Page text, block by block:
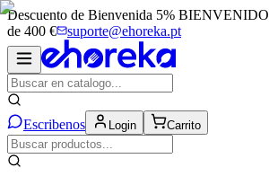
Descuento de Bienvenida 5% BIENVENIDO
de 400 €
suporte@ehoreka.pt
Escribenos Login Carrito